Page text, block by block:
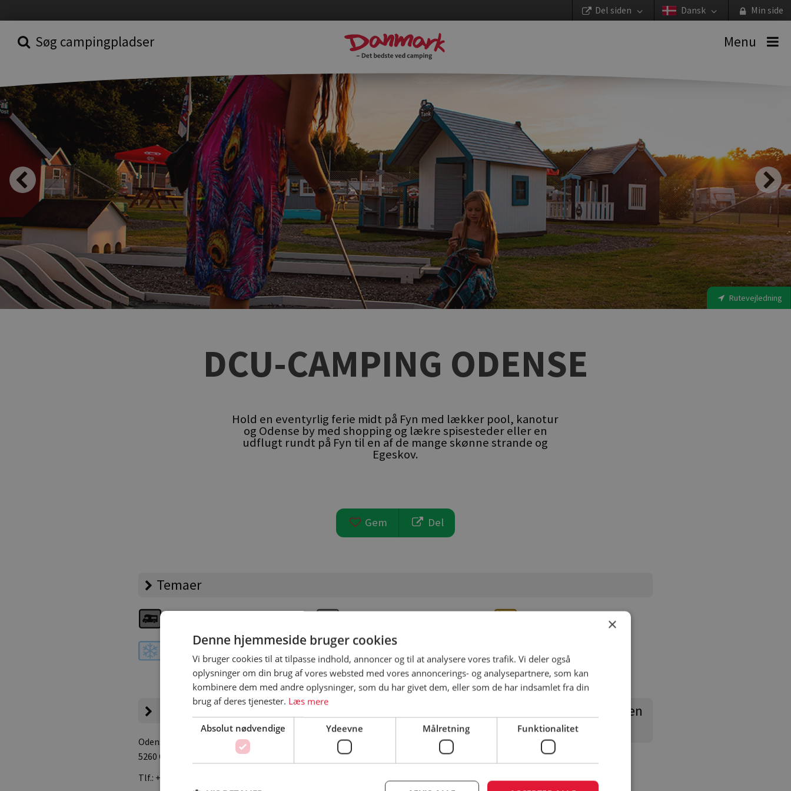
Min side
Dansk
Del siden
Søg campingpladser Menu
Rutevejledning
DCU-CAMPING ODENSE
Hold en eventyrlig ferie midt på Fyn med lækker pool, kanotur
og Odense by med shopping og lækre spisesteder eller en
udflugt rundt på Fyn til en af de mange skønne strande og
Egeskov.
Gem Del
Temaer
Campingpladsen
Odensevej 102
5260 Odense S.
Tlf.: +45 66114702
Åbningsperiode er vejledende – besøg
campingpladsens hjemmeside for
Find campingpladsen
×
Denne hjemmeside bruger cookies
Vi bruger cookies til at tilpasse indhold, annoncer og til at analysere vores trafik. Vi deler også
oplysninger om din brug af vores websted med vores annoncerings- og analysepartnere, som kan
kombinere dem med andre oplysninger, som du har givet dem, eller som de har indsamlet fra din
brug af deres tjenester. Læs mere
Absolut nødvendige Ydeevne Målretning Funktionalitet